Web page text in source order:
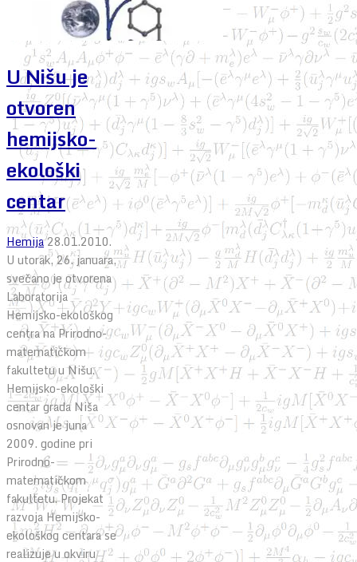
U Nišu je
otvoren
hemijsko-
ekološki
centar
Hemija28.01.2010.
U utorak, 26. januara,
svečano je otvorena
Laboratorija
Hemijsko-ekološkog
centra na Prirodno-
matematičkom
fakultetu u Nišu.
Hemijsko-ekološki
centar grada Niša
osnovan je juna
2009. godine pri
Prirodno-
matematičkom
fakultetu. Projekat
razvoja Hemijsko-
ekološkog centara se
realizuje u okviru